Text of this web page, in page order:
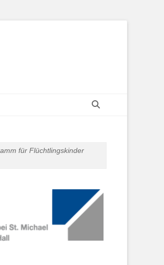
für Flüchtlingskinder